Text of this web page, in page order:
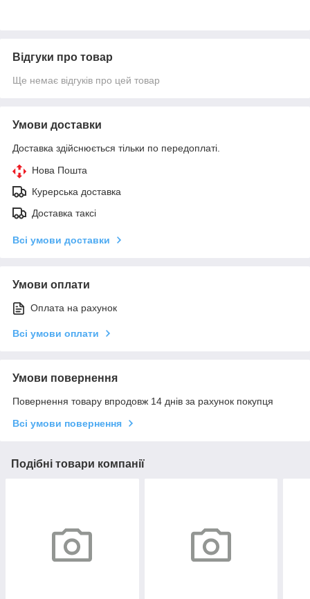
Відгуки про товар
Ще немає відгуків про цей товар
Умови доставки
Доставка здійснюється тільки по передоплаті.
Нова Пошта
Курерська доставка
Доставка таксі
Всі умови доставки
Умови оплати
Оплата на рахунок
Всі умови оплати
Умови повернення
Повернення товару впродовж 14 днів за рахунок покупця
Всі умови повернення
Подібні товари компанії